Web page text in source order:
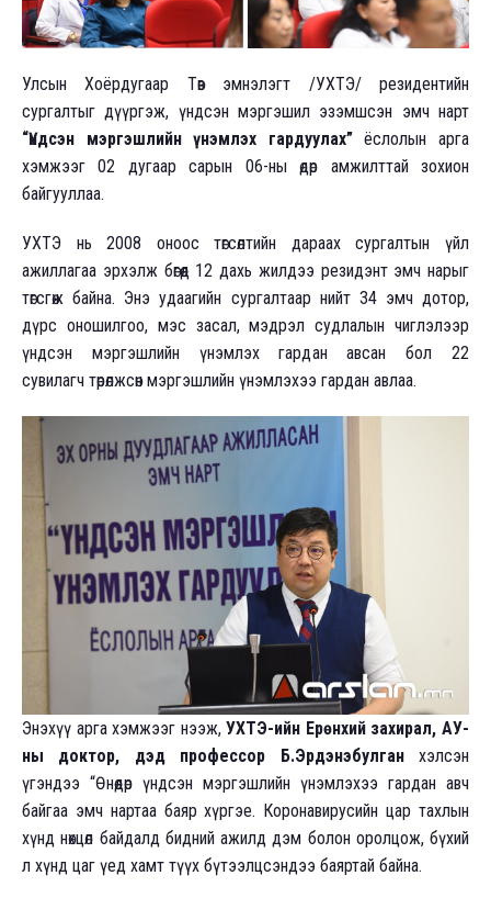
Улсын Хоёрдугаар Төв эмнэлэгт /УХТЭ/ резидентийн
сургалтыг дүүргэж, үндсэн мэргэшил эзэмшсэн эмч нарт
“Үндсэн мэргэшлийн үнэмлэх гардуулах”ёслолын арга
хэмжээг 02 дугаар сарын 06-ны өдөр амжилттай зохион
байгууллаа.
УХТЭ нь 2008 оноос төгсөлтийн дараах сургалтын үйл
ажиллагаа эрхэлж бөгөөд 12 дахь жилдээ резидэнт эмч нарыг
төгсгөж байна. Энэ удаагийн сургалтаар нийт 34 эмч дотор,
дүрс оношилгоо, мэс засал, мэдрэл судлалын чиглэлээр
үндсэн мэргэшлийн үнэмлэх гардан авсан бол 22
сувилагч төрөлжсөн мэргэшлийн үнэмлэхээ гардан авлаа.
Энэхүү арга хэмжээг нээж,УХТЭ-ийн Ерөнхий захирал, АУ-
ны доктор, дэд профессор Б.Эрдэнэбулганхэлсэн
үгэндээ “Өнөөдөр үндсэн мэргэшлийн үнэмлэхээ гардан авч
байгаа эмч нартаа баяр хүргэе. Коронавирусийн цар тахлын
хүнд нөхцөл байдалд бидний ажилд дэм болон оролцож, бүхий
л хүнд цаг үед хамт түүх бүтээлцсэндээ баяртай байна.